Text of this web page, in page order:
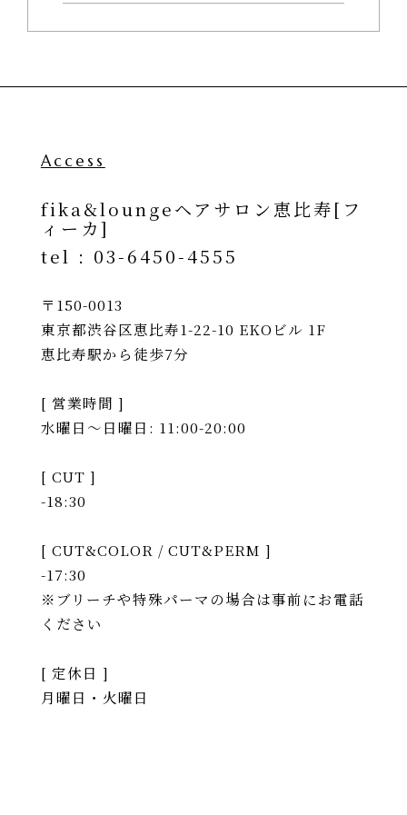
Access
fika&loungeヘアサロン恵比寿[フ
ィーカ]
tel : 03-6450-4555
〒150-0013
東京都渋谷区恵比寿1-22-10 EKOビル 1F
恵比寿駅から徒歩7分
[ 営業時間 ]
水曜日〜日曜日: 11:00-20:00
[ CUT ]
-18:30
[ CUT&COLOR / CUT&PERM ]
-17:30
※ブリーチや特殊パーマの場合は事前にお電話
ください
[ 定休日 ]
月曜日・火曜日